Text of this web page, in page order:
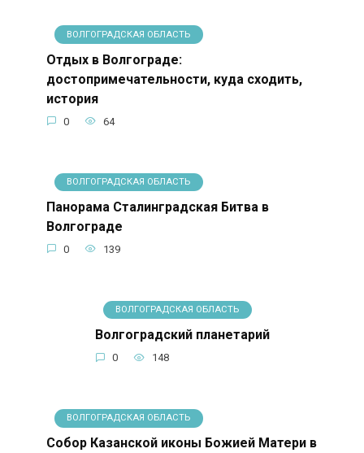
ВОЛГОГРАДСКАЯ ОБЛАСТЬ
Отдых в Волгограде:
достопримечательности, куда сходить,
история
0 64
ВОЛГОГРАДСКАЯ ОБЛАСТЬ
Панорама Сталинградская Битва в
Волгограде
0 139
ВОЛГОГРАДСКАЯ ОБЛАСТЬ
Волгоградский планетарий
0 148
ВОЛГОГРАДСКАЯ ОБЛАСТЬ
Собор Казанской иконы Божией Матери в